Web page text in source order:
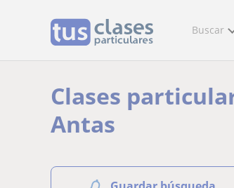
Buscar
Clases
Antas